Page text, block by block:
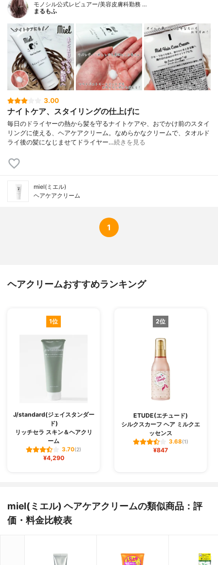
モノシル公式レビュアー/美容皮膚科勤務 …
まるもふ
3.00
ナイトケア、スタイリングの仕上げに
毎日のドライヤーの熱から髪を守るナイトケアや、おでかけ前のスタイ
リングに使える、ヘアケアクリーム。なめらかなクリームで、タオルド
ライ後の髪になじませてドライヤー…続きを見る
miel(ミエル)
ヘアケアクリーム
1
ヘアクリームおすすめランキング
1位
J/standard(ジェイスタンダー
ド)
リッチセラ スキン＆ヘアクリ
ーム
3.70(2)
¥4,290
2位
ETUDE(エチュード)
シルクスカーフ ヘア ミルクエ
ッセンス
3.68(1)
¥847
miel(ミエル) ヘアケアクリームの類似商品：評
価・料金比較表